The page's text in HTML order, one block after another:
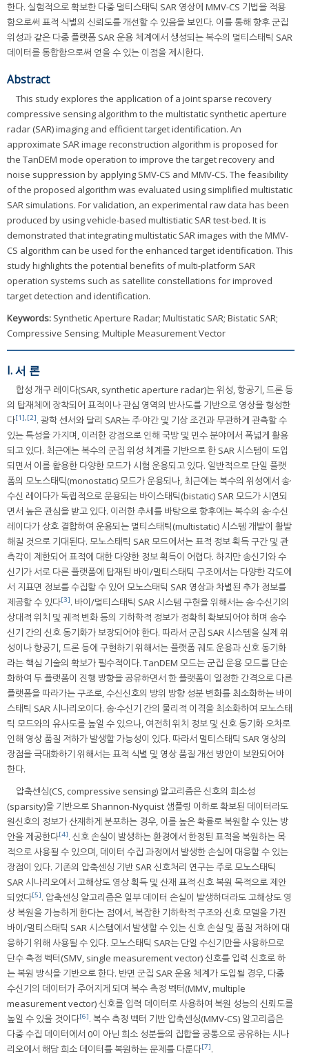
한다. 실험적으로 확보한 다중 멀티스태틱 SAR 영상에 MMV-CS 기법을 적용
함으로써 표적 식별의 신뢰도를 개선할 수 있음을 보인다. 이를 통해 향후 군집
위성과 같은 다중 플랫폼 SAR 운용 체계에서 생성되는 복수의 멀티스태틱 SAR
데이터를 통합함으로써 얻을 수 있는 이점을 제시한다.
Abstract
This study explores the application of a joint sparse recovery
compressive sensing algorithm to the multistatic synthetic aperture
radar (SAR) imaging and efficient target identification. An
approximate SAR image reconstruction algorithm is proposed for
the TanDEM mode operation to improve the target recovery and
noise suppression by applying SMV-CS and MMV-CS. The feasibility
of the proposed algorithm was evaluated using simplified multistatic
SAR simulations. For validation, an experimental raw data has been
produced by using vehicle-based multistiatic SAR test-bed. It is
demonstrated that integrating multistatic SAR images with the MMV-
CS algorithm can be used for the enhanced target identification. This
study highlights the potential benefits of multi-platform SAR
operation systems such as satellite constellations for improved
target detection and identification.
Keywords: Synthetic Aperture Radar; Multistatic SAR; Bistatic SAR;
Compressive Sensing; Multiple Measurement Vector
I. 서 론
합성 개구 레이다(SAR, synthetic aperture radar)는 위성, 항공기, 드론 등
의 탑재체에 장착되어 표적이나 관심 영역의 반사도를 기반으로 영상을 형성한
다[1],[2]. 광학 센서와 달리 SAR는 주·야간 및 기상 조건과 무관하게 관측할 수
있는 특성을 가지며, 이러한 강점으로 인해 국방 및 민수 분야에서 폭넓게 활용
되고 있다. 최근에는 복수의 군집 위성 체계를 기반으로 한 SAR 시스템이 도입
되면서 이를 활용한 다양한 모드가 시험 운용되고 있다. 일반적으로 단일 플랫
폼의 모노스태틱(monostatic) 모드가 운용되나, 최근에는 복수의 위성에서 송·
수신 레이다가 독립적으로 운용되는 바이스태틱(bistatic) SAR 모드가 시연되
면서 높은 관심을 받고 있다. 이러한 추세를 바탕으로 향후에는 복수의 송·수신
레이다가 상호 결합하여 운용되는 멀티스태틱(multistatic) 시스템 개발이 활발
해질 것으로 기대된다. 모노스태틱 SAR 모드에서는 표적 정보 획득 구간 및 관
측각이 제한되어 표적에 대한 다양한 정보 획득이 어렵다. 하지만 송신기와 수
신기가 서로 다른 플랫폼에 탑재된 바이/멀티스태틱 구조에서는 다양한 각도에
서 지표면 정보를 수집할 수 있어 모노스태틱 SAR 영상과 차별된 추가 정보를
제공할 수 있다[3]. 바이/멀티스태틱 SAR 시스템 구현을 위해서는 송·수신기의
상대적 위치 및 궤적 변화 등의 기하학적 정보가 정확히 확보되어야 하며 송수
신기 간의 신호 동기화가 보장되어야 한다. 따라서 군집 SAR 시스템을 실제 위
성이나 항공기, 드론 등에 구현하기 위해서는 플랫폼 궤도 운용과 신호 동기화
라는 핵심 기술의 확보가 필수적이다. TanDEM 모드는 군집 운용 모드를 단순
화하여 두 플랫폼이 진행 방향을 공유하면서 한 플랫폼이 일정한 간격으로 다른
플랫폼을 따라가는 구조로, 수신신호의 방위 방향 성분 변화를 최소화하는 바이
스태틱 SAR 시나리오이다. 송·수신기 간의 물리적 이격을 최소화하여 모노스태
틱 모드와의 유사도를 높일 수 있으나, 여전히 위치 정보 및 신호 동기화 오차로
인해 영상 품질 저하가 발생할 가능성이 있다. 따라서 멀티스태틱 SAR 영상의
장점을 극대화하기 위해서는 표적 식별 및 영상 품질 개선 방안이 보완되어야
한다.
압축센싱(CS, compressive sensing) 알고리즘은 신호의 희소성
(sparsity)을 기반으로 Shannon-Nyquist 샘플링 이하로 확보된 데이터라도
원신호의 정보가 산재하게 분포하는 경우, 이를 높은 확률로 복원할 수 있는 방
안을 제공한다[4]. 신호 손실이 발생하는 환경에서 한정된 표적을 복원하는 목
적으로 사용될 수 있으며, 데이터 수집 과정에서 발생한 손실에 대응할 수 있는
장점이 있다. 기존의 압축센싱 기반 SAR 신호처리 연구는 주로 모노스태틱
SAR 시나리오에서 고해상도 영상 획득 및 산재 표적 신호 복원 목적으로 제안
되었다[5]. 압축센싱 알고리즘은 일부 데이터 손실이 발생하더라도 고해상도 영
상 복원을 가능하게 한다는 점에서, 복잡한 기하학적 구조와 신호 모델을 가진
바이/멀티스태틱 SAR 시스템에서 발생할 수 있는 신호 손실 및 품질 저하에 대
응하기 위해 사용될 수 있다. 모노스태틱 SAR는 단일 수신기만을 사용하므로
단수 측정 벡터(SMV, single measurement vector) 신호를 입력 신호로 하
는 복원 방식을 기반으로 한다. 반면 군집 SAR 운용 체계가 도입될 경우, 다중
수신기의 데이터가 주어지게 되며 복수 측정 벡터(MMV, multiple
measurement vector) 신호를 입력 데이터로 사용하여 복원 성능의 신뢰도를
높일 수 있을 것이다[6]. 복수 측정 벡터 기반 압축센싱(MMV-CS) 알고리즘은
다중 수집 데이터에서 0이 아닌 희소 성분들의 집합을 공통으로 공유하는 시나
리오에서 해당 희소 데이터를 복원하는 문제를 다룬다[7].